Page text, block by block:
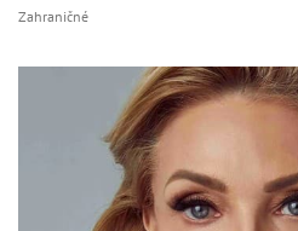
Zahraničné